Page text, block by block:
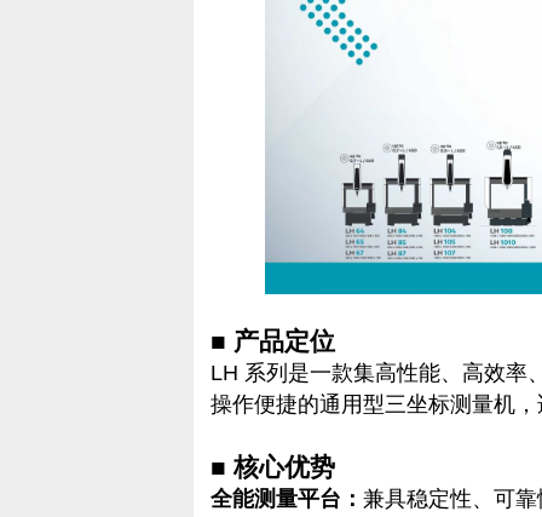
■ 产品定位
LH 系列是一款集高性能、高效率
操作便捷的通用型三坐标测量机
■ 核心优势
全能测量平台： 兼具稳定性、可